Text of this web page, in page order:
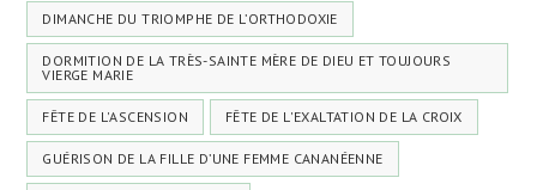
DIMANCHE DU TRIOMPHE DE L’ORTHODOXIE
DORMITION DE LA TRÈS-SAINTE MÈRE DE DIEU ET TOUJOURS
VIERGE MARIE
FÊTE DE L'ASCENSION FÊTE DE L'EXALTATION DE LA CROIX
GUÉRISON DE LA FILLE D’UNE FEMME CANANÉENNE